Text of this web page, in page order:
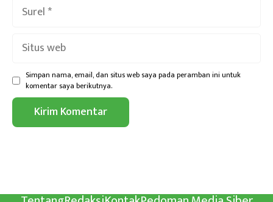
web
Simpan nama, email, dan situs web saya pada peramban ini untuk
komentar saya berikutnya.